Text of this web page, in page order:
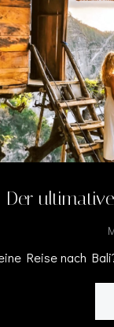
Der
Reise nach